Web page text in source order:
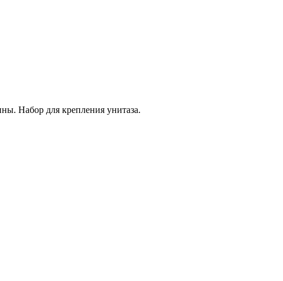
Набор для крепления унитаза.